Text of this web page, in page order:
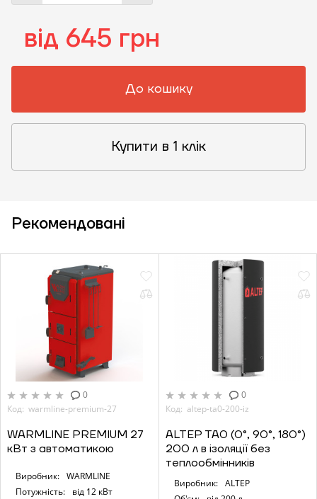
від 645 грн
До кошику
Купити в 1 клік
Рекомендовані
0
Код: warmline-premium-27
WARMLINE PREMIUM 27
кВт з автоматикою
Виробник: WARMLINE
Потужність:
від 12 кВт
0
Код: altep-ta0-200-iz
ALTEP TA0 (0°, 90°, 180°)
200 л в ізоляції без
теплообмінників
Виробник:
ALTEP